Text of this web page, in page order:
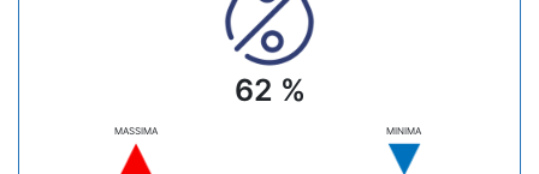
62 %
MASSIMA MINIMA